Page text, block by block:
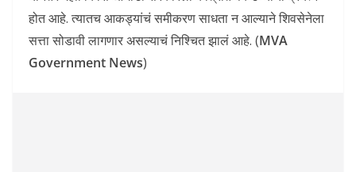
होत आहे. त्यातच आकड्यांचं समीकरण साधता न आल्याने शिवसेनेला
सत्ता सोडावी लागणार असल्याचं निश्चित झालं आहे. (MVA
Government News)